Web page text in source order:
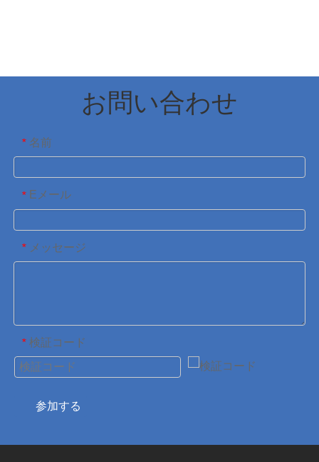
お問い合わせ
* 名前
* Eメール
* メッセージ
* 検証コード
参加する